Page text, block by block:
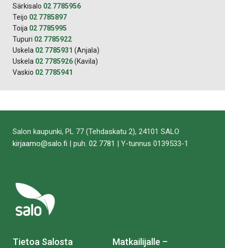
Särkisalo 02 7785956
Teijo 02 7785897
Toija 02 7785995
Tupuri 02 7785922
Uskela 02 7785931 (Anjala)
Uskela 02 7785926(Kavila)
Vaskio 02 7785941
Salon kaupunki, PL 77 (Tehdaskatu 2), 24101 SALO
kirjaamo@salo.fi | puh. 02 7781 | Y-tunnus 0139533-1
Tietoa Salosta
Matkailijalle –